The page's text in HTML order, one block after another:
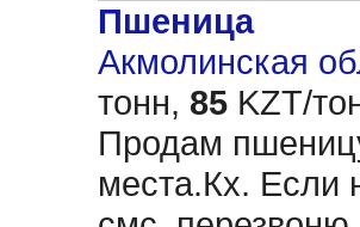
Пшеница
Акмолинская
тонн, 85 KZT/
Продам
места.Кх. Если